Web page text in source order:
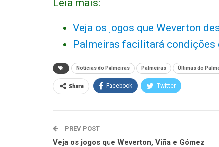
Leia mais:
Veja os jogos que Weverton
Palmeiras facilitará condições
Notícias do Palmeiras Palmeiras Últimas do
Share Facebook Twitter
PREV POST
Veja os jogos que Weverton, Viña e Gómez